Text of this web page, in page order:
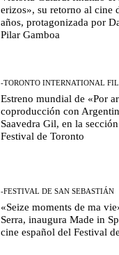
erizos», su retorno al cine
años, protagonizada por
Pilar Gamboa
-TORONTO INTERNATIONAL
Estreno mundial de «Por
coproducción con
Saavedra Gil, en la
Festival de Toronto
-FESTIVAL DE SAN SEBASTIÁN
«Seize moments de ma
Serra, inaugura Made in
cine español del Festival